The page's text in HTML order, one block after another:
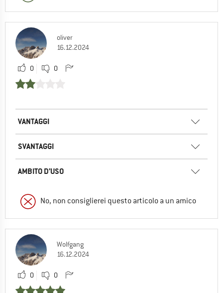
oliver
16.12.2024
0 0
VANTAGGI
SVANTAGGI
AMBITO D’USO
No, non consiglierei questo articolo a un amico
Wolfgang
16.12.2024
0 0